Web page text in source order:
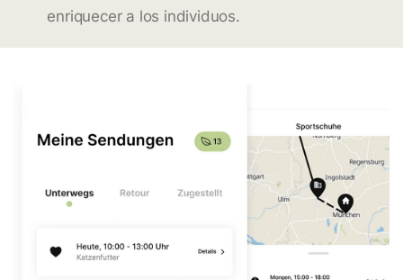
enriquecer a los individuos.